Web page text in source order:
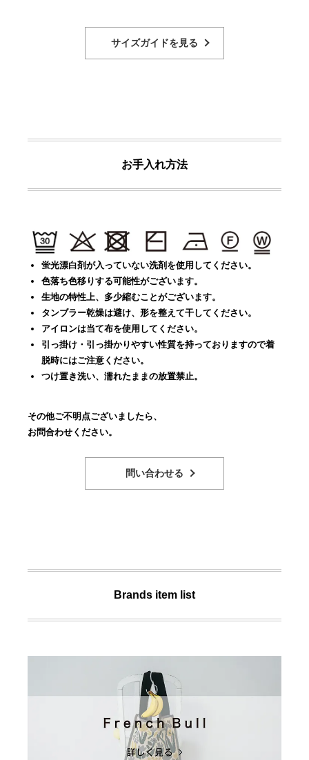
サイズガイドを見る
お手入れ方法
蛍光漂白剤が入っていない洗剤を使用してください。
色落ち色移りする可能性がございます。
生地の特性上、多少縮むことがございます。
タンブラー乾燥は避け、形を整えて干してください。
アイロンは当て布を使用してください。
引っ掛け・引っ掛かりやすい性質を持っておりますので着
脱時にはご注意ください。
つけ置き洗い、濡れたままの放置禁止。
その他ご不明点ございましたら、
お問合わせください。
問い合わせる
Brands item list